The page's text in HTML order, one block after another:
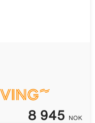
8 945 NOK